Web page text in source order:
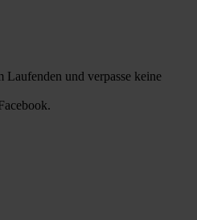
Laufenden und verpasse keine